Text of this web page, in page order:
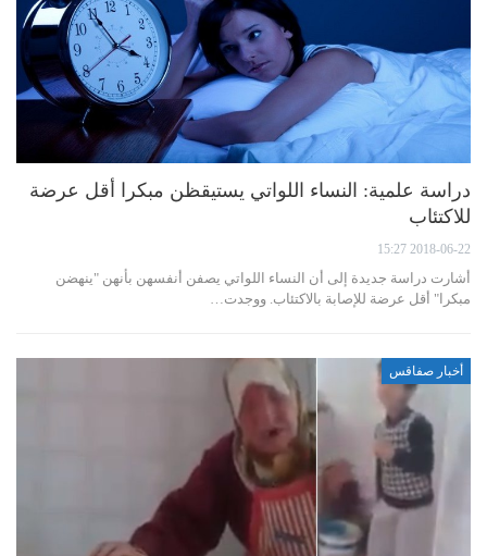
دراسة علمية: النساء اللواتي يستيقظن مبكرا أقل عرضة
للاكتئاب
2018-06-22 15:27
أشارت دراسة جديدة إلى أن النساء اللواتي يصفن أنفسهن بأنهن "ينهضن
مبكرا" أقل عرضة للإصابة بالاكتئاب. ووجدت…
أخبار صفاقس